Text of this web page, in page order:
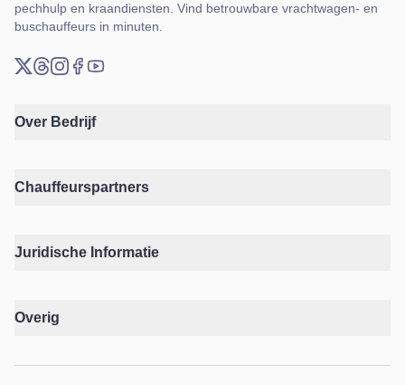
pechhulp en kraandiensten. Vind betrouwbare vrachtwagen- en
buschauffeurs in minuten.
Over Bedrijf
Chauffeurspartners
Juridische Informatie
Overig